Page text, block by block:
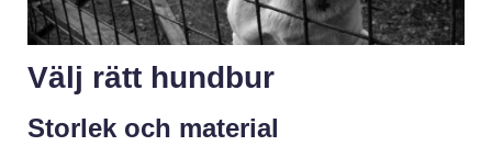
Välj rätt hundbur
Storlek och material